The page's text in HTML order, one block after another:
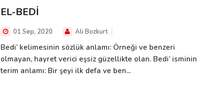
EL-BEDİ
01 Sep, 2020 Ali Bozkurt
Bedi’ kelimesinin sözlük anlamı: Örneği ve benzeri
olmayan, hayret verici eşsiz güzellikte olan. Bedi’ isminin
terim anlamı: Bir şeyi ilk defa ve ben...